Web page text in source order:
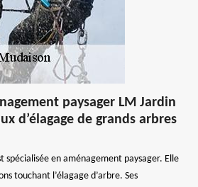
paysager LM Jardin
d’élagage de grands arbres
spécialisée en aménagement paysager. Elle
touchant l’élagage d’arbre. Ses